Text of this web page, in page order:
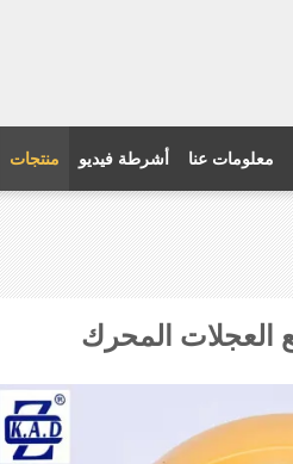
منتجات أشرطة فيديو معلومات عنا